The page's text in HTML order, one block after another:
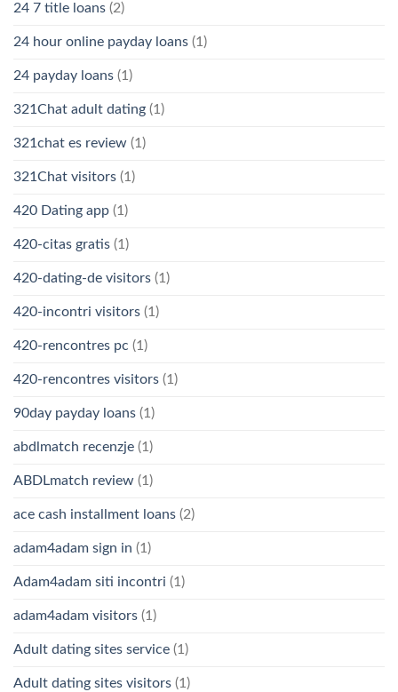
24 7 title loans (2)
24 hour online payday loans (1)
24 payday loans (1)
321Chat adult dating (1)
321chat es review (1)
321Chat visitors (1)
420 Dating app (1)
420-citas gratis (1)
420-dating-de visitors (1)
420-incontri visitors (1)
420-rencontres pc (1)
420-rencontres visitors (1)
90day payday loans (1)
abdlmatch recenzje (1)
ABDLmatch review (1)
ace cash installment loans (2)
adam4adam sign in (1)
Adam4adam siti incontri (1)
adam4adam visitors (1)
Adult dating sites service (1)
Adult dating sites visitors (1)